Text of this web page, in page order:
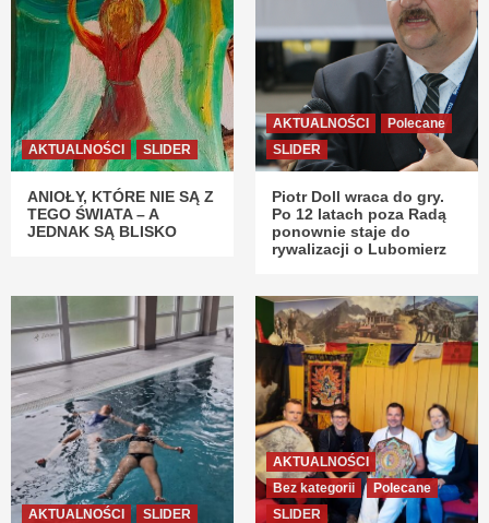
AKTUALNOŚCI SLIDER
ANIOŁY, KTÓRE NIE SĄ Z
TEGO ŚWIATA – A
JEDNAK SĄ BLISKO
AKTUALNOŚCI
Polecane
SLIDER
Piotr Doll wraca do gry.
Po 12 latach poza Radą
ponownie staje do
rywalizacji o Lubomierz
AKTUALNOŚCI SLIDER
AKTUALNOŚCI
Bez kategorii
Polecane
SLIDER